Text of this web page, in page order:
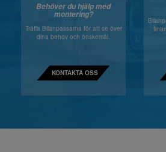
Behöver du hjälp med
montering?
Träffa Bilanpassarna för att se över
dina behov och önskemål.
KONTAKTA OSS